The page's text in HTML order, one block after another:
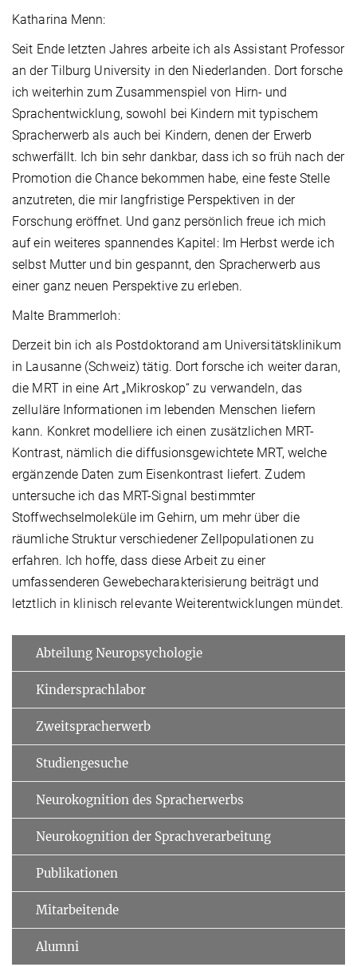
Katharina Menn:
Seit Ende letzten Jahres arbeite ich als Assistant Professor
an der Tilburg University in den Niederlanden. Dort forsche
ich weiterhin zum Zusammenspiel von Hirn- und
Sprachentwicklung, sowohl bei Kindern mit typischem
Spracherwerb als auch bei Kindern, denen der Erwerb
schwerfällt. Ich bin sehr dankbar, dass ich so früh nach der
Promotion die Chance bekommen habe, eine feste Stelle
anzutreten, die mir langfristige Perspektiven in der
Forschung eröffnet. Und ganz persönlich freue ich mich
auf ein weiteres spannendes Kapitel: Im Herbst werde ich
selbst Mutter und bin gespannt, den Spracherwerb aus
einer ganz neuen Perspektive zu erleben.
Malte Brammerloh:
Derzeit bin ich als Postdoktorand am Universitätsklinikum
in Lausanne (Schweiz) tätig. Dort forsche ich weiter daran,
die MRT in eine Art „Mikroskop“ zu verwandeln, das
zelluläre Informationen im lebenden Menschen liefern
kann. Konkret modelliere ich einen zusätzlichen MRT-
Kontrast, nämlich die diffusionsgewichtete MRT, welche
ergänzende Daten zum Eisenkontrast liefert. Zudem
untersuche ich das MRT-Signal bestimmter
Stoffwechselmoleküle im Gehirn, um mehr über die
räumliche Struktur verschiedener Zellpopulationen zu
erfahren. Ich hoffe, dass diese Arbeit zu einer
umfassenderen Gewebecharakterisierung beiträgt und
letztlich in klinisch relevante Weiterentwicklungen mündet.
Abteilung Neuropsychologie
Kindersprachlabor
Zweitspracherwerb
Studiengesuche
Neurokognition des Spracherwerbs
Neurokognition der Sprachver­arbeitung
Publikationen
Mitarbeitende
Alumni